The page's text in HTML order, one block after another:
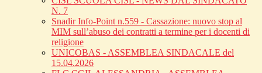
N. 7
Snadir Info-Point n.559 - Cassazione: nuovo stop al
MIM sull’abuso dei contratti a termine per i docenti di
religione
UNICOBAS - ASSEMBLEA SINDACALE del
15.04.2026